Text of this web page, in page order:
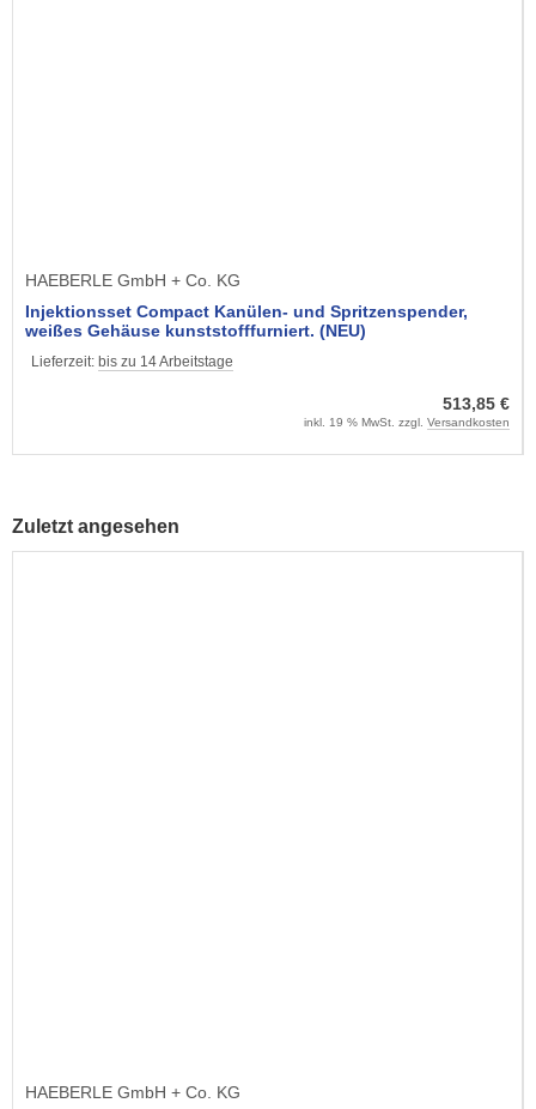
HAEBERLE GmbH + Co. KG
Injektionsset Compact Kanülen- und Spritzenspender,
weißes Gehäuse kunststofffurniert. (NEU)
Lieferzeit: bis zu 14 Arbeitstage
513,85 €
inkl. 19 % MwSt. zzgl. Versandkosten
Zuletzt angesehen
HAEBERLE GmbH + Co. KG